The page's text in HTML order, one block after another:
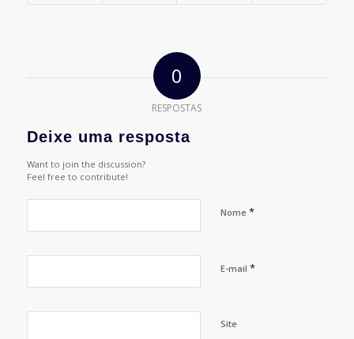
0
RESPOSTAS
Deixe uma resposta
Want to join the discussion?
Feel free to contribute!
Nome *
E-mail *
Site